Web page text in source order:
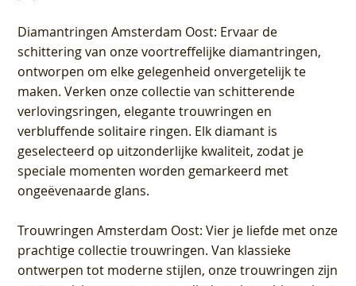
Diamantringen Amsterdam Oost: Ervaar de
schittering van onze voortreffelijke diamantringen,
ontworpen om elke gelegenheid onvergetelijk te
maken. Verken onze collectie van schitterende
verlovingsringen, elegante trouwringen en
verbluffende solitaire ringen. Elk diamant is
geselecteerd op uitzonderlijke kwaliteit, zodat je
speciale momenten worden gemarkeerd met
ongeëvenaarde glans.
Trouwringen Amsterdam Oost: Vier je liefde met onze
prachtige collectie trouwringen. Van klassieke
ontwerpen tot moderne stijlen, onze trouwringen zijn